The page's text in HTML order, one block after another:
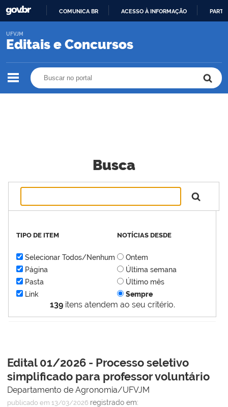
O
COMUNICA BR ACESSO À INFORMAÇÃO
Editais e Concursos
UFVJM
Busca
139itens atendem ao seu critério.
TIPO DE ITEM
Selecionar Todos/Nenhum
Página
Pasta
Link
NOTÍCIAS DESDE
Ontem
Última semana
Último mês
Sempre
Edital 01/2026 - Processo seletivo
simplificado para professor voluntário
Departamento de Agronomia/UFVJM
publicado em 13/03/2026 registrado em: